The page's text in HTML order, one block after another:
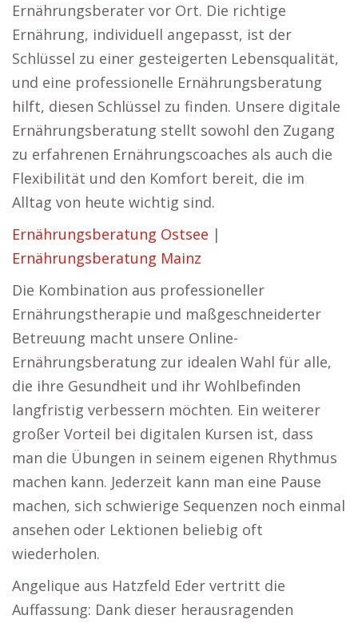
Ernährungsberater vor Ort. Die richtige
Ernährung, individuell angepasst, ist der
Schlüssel zu einer gesteigerten Lebensqualität,
und eine professionelle Ernährungsberatung
hilft, diesen Schlüssel zu finden. Unsere digitale
Ernährungsberatung stellt sowohl den Zugang
zu erfahrenen Ernährungscoaches als auch die
Flexibilität und den Komfort bereit, die im
Alltag von heute wichtig sind.
Ernährungsberatung Ostsee |
Ernährungsberatung Mainz
Die Kombination aus professioneller
Ernährungstherapie und maßgeschneiderter
Betreuung macht unsere Online-
Ernährungsberatung zur idealen Wahl für alle,
die ihre Gesundheit und ihr Wohlbefinden
langfristig verbessern möchten. Ein weiterer
großer Vorteil bei digitalen Kursen ist, dass
man die Übungen in seinem eigenen Rhythmus
machen kann. Jederzeit kann man eine Pause
machen, sich schwierige Sequenzen noch einmal
ansehen oder Lektionen beliebig oft
wiederholen.
Angelique aus Hatzfeld Eder vertritt die
Auffassung: Dank dieser herausragenden